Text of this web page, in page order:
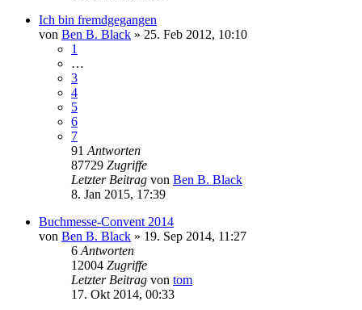
Ich bin fremdgegangen
von Ben B. Black » 25. Feb 2012, 10:10
1
…
3
4
5
6
7
91 Antworten
87729 Zugriffe
Letzter Beitrag von Ben B. Black
8. Jan 2015, 17:39
Buchmesse-Convent 2014
von Ben B. Black » 19. Sep 2014, 11:27
6 Antworten
12004 Zugriffe
Letzter Beitrag von tom
17. Okt 2014, 00:33